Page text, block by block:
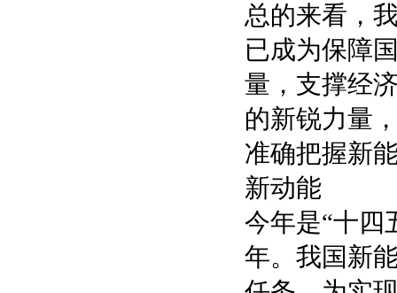
总的来看，
已成为保障
量，支撑经
的新锐力量
准确把握新
新动能
今年是“十四
年。我国新